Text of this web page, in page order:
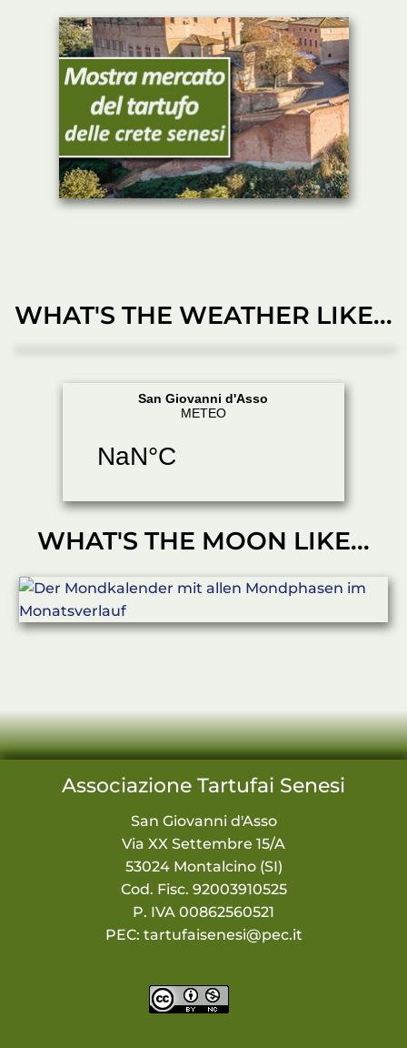
WHAT'S THE WEATHER LIKE...
WHAT'S THE MOON LIKE...
Associazione Tartufai Senesi
San Giovanni d'Asso
Via XX Settembre 15/A
53024 Montalcino (SI)
Cod. Fisc. 92003910525
P. IVA 00862560521
PEC: tartufaisenesi@pec.it